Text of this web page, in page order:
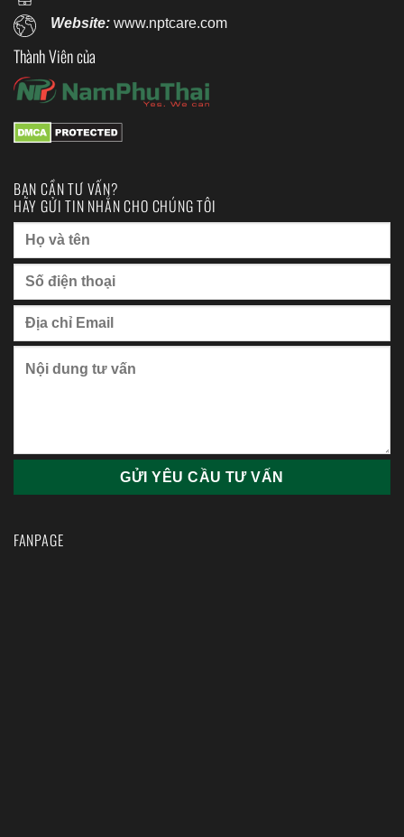
Website:www.nptcare.com
Thành Viên của
BẠN CẦN TƯ VẤN?
HÃY GỬI TIN NHẮN CHO CHÚNG TÔI
FANPAGE